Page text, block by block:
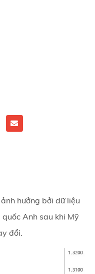
hưởng bởi dữ liệu
Anh sau khi Mỹ
đổi.